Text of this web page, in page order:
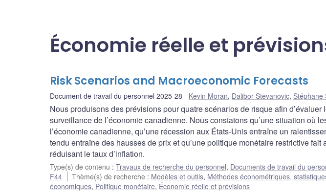
Économie réelle et
Risk Scenarios and Macroeconomic Forecasts
Document de travail du personnel 2025-28 Kevin Moran, Dalibor Stevanovic, Stéphane
Nous produisons des prévisions pour quatre scénarios de risque afin
surveillance de l’économie canadienne. Nous constatons qu’une situation où
l’économie canadienne, qu’une récession aux États-Unis entraîne un
tendu entraîne des hausses de prix et qu’une politique monétaire restrictive
réduisant le taux d’inflation.
Type(s) de contenu : Travaux de recherche du personnel, Documents de travail du
F44
Thème(s) de recherche : Modèles et outils, Méthodes économétriques,
économiques, Politique monétaire, Économie réelle et prévisions